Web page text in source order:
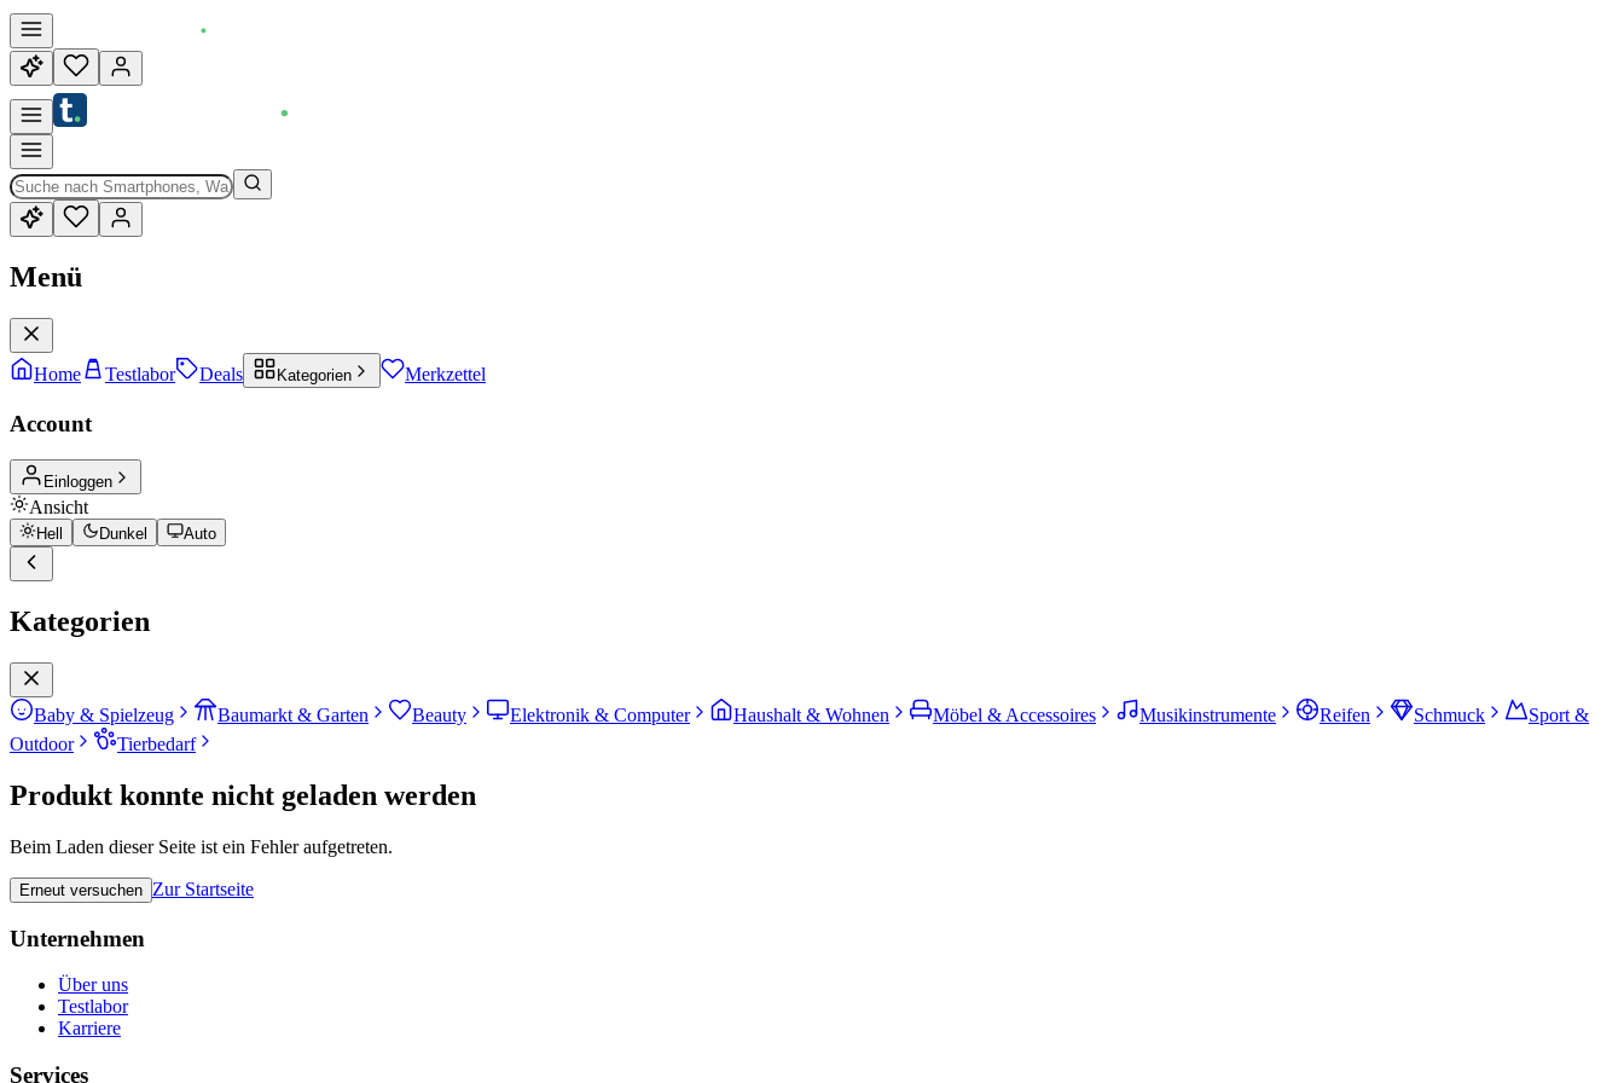
Menü
Home Testlabor Deals Kategorien Merkzettel
Account
Einloggen
Ansicht
Hell Dunkel Auto
Kategorien
Baby & Spielzeug Baumarkt & Garten Beauty Elektronik & Computer Haushalt & Wohnen Möbel & Accessoires Musikinstrumente Reifen Schmuck
Sport &
Outdoor
Tierbedarf
Produkt konnte nicht geladen werden
Beim Laden dieser Seite ist ein Fehler aufgetreten.
Erneut versuchen Zur Startseite
Unternehmen
Über uns
Testlabor
Karriere
Services